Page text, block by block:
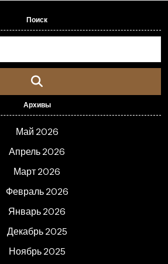
Поиск
Архивы
Май 2026
Апрель 2026
Март 2026
Февраль 2026
Январь 2026
Декабрь 2025
Ноябрь 2025